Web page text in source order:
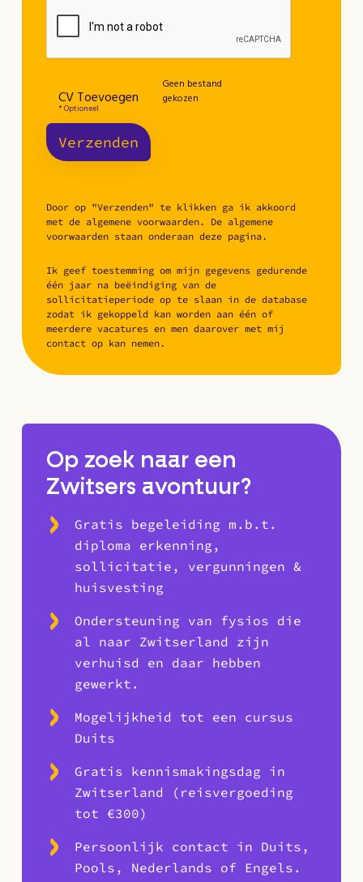
CV Toevoegen
Geen bestand
gekozen
Verzenden
* Optioneel
Door op "Verzenden" te klikken ga ik akkoord
met de algemene voorwaarden. De algemene
voorwaarden staan onderaan deze pagina.
Ik geef toestemming om mijn gegevens gedurende
één jaar na beëindiging van de
sollicitatieperiode op te slaan in de database
zodat ik gekoppeld kan worden aan één of
meerdere vacatures en men daarover met mij
contact op kan nemen.
Op zoek naar een
Zwitsers avontuur?
Gratis begeleiding m.b.t.
diploma erkenning,
sollicitatie, vergunningen &
huisvesting
Ondersteuning van fysios die
al naar Zwitserland zijn
verhuisd en daar hebben
gewerkt.
Mogelijkheid tot een cursus
Duits
Gratis kennismakingsdag in
Zwitserland (reisvergoeding
tot €300)
Persoonlijk contact in Duits,
Pools, Nederlands of Engels.